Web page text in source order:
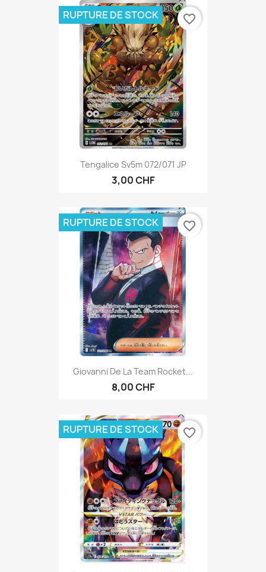
Tengalice Sv5m 072/071 JP
3,00 CHF
RUPTURE DE STOCK favorite_border
Giovanni De La Team Rocket...
8,00 CHF
RUPTURE DE STOCK favorite_border
RUPTURE DE STOCK favorite_border